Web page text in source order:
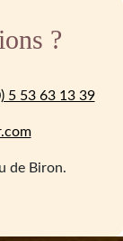
?
5 53 63 13 39
de Biron.